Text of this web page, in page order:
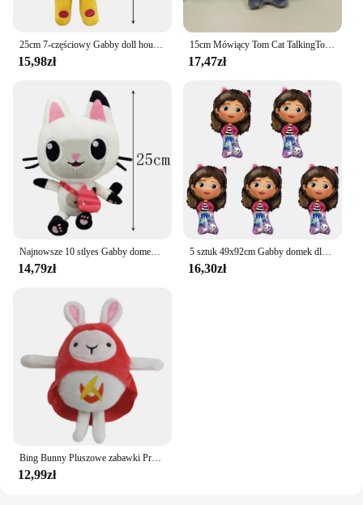
15,98zł
15cm Mówiący Tom Cat TalkingTom Grab Doll Pluszowa lalka-zabawka [Cicha wersja]
17,47zł
14,79zł
5 sztuk 49x92cm Gabby domek dla lalek balony postać z kreskówki dziewczyny sprzyja urodziny dekoracja balonów Baby Shower kulka z folii aluminiowej
16,30zł
Bing Bunny Pluszowe zabawki Przedszkole Animacja Poznaj Bing i Frinds Słoń Panda Niedźwiedź Wypchane zwierzę Lalka dla dzieci Prezent świąteczny
12,99zł